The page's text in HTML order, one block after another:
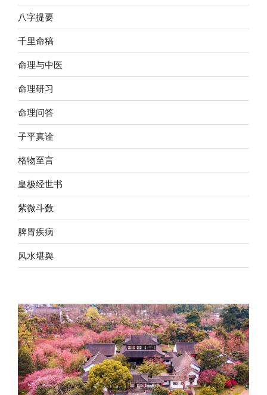
八字提要
千里命稿
命理与中医
命理研习
命理问答
子平真诠
格物至言
皇极经世书
紫微斗数
脾胃疾病
风水堪舆